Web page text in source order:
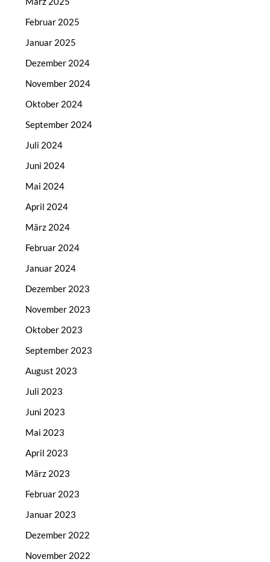
Februar 2025
Januar 2025
Dezember 2024
November 2024
Oktober 2024
September 2024
Juli 2024
Juni 2024
Mai 2024
April 2024
März 2024
Februar 2024
Januar 2024
Dezember 2023
November 2023
Oktober 2023
September 2023
August 2023
Juli 2023
Juni 2023
Mai 2023
April 2023
März 2023
Februar 2023
Januar 2023
Dezember 2022
November 2022